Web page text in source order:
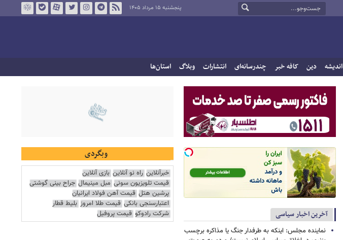
پنجشنبه ۱۵ مرداد ۱۴۰۵
اندیشه دین کافه خبر چندرسانه‌ای انتشارات وبلاگ استان‌ها
آخرین اخبار سیاسی
نماینده مجلس: اینکه به طرفدار جنگ یا مذاکره برچسب
وبگردی
خبرآنلاین راه نو آنلاین بازی آنلاین
قیمت تلویزیون سونی مبل مینیمال جراح بینی گوشتی
پرشین هتل قیمت آهن فولاد ایرانیان
اعتبارسنجی بانکی قیمت طلا امروز بلیط قطار
شرکت رادوکو قیمت پروفیل